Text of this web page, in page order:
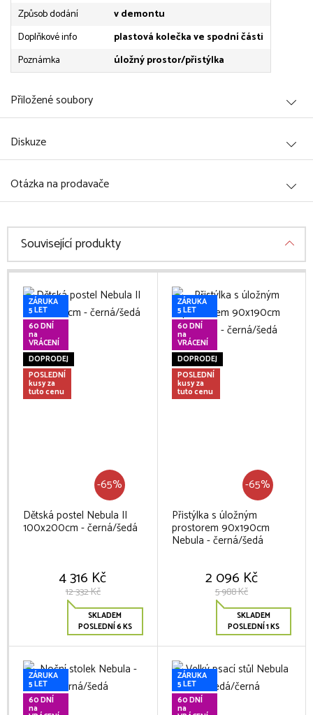
Způsob dodání
v demontu
Doplňkové info
plastová kolečka ve spodní části
Poznámka
úložný prostor/přistýlka
Přiložené soubory
Diskuze
Otázka na prodavače
Související produkty
ZÁRUKA
5 LET
60 DNÍ
na
VRÁCENÍ
DOPRODEJ
POSLEDNÍ
kusy za
tuto cenu
-65%
Dětská postel Nebula II
100x200cm - černá/šedá
4 316 Kč
12 332 Kč
SKLADEM
POSLEDNÍ 6 KS
ZÁRUKA
5 LET
60 DNÍ
na
VRÁCENÍ
DOPRODEJ
POSLEDNÍ
kusy za
tuto cenu
-65%
Přistýlka s úložným
prostorem 90x190cm
Nebula - černá/šedá
2 096 Kč
5 988 Kč
SKLADEM
POSLEDNÍ 1 KS
ZÁRUKA
5 LET
60 DNÍ
na
ZÁRUKA
5 LET
60 DNÍ
na